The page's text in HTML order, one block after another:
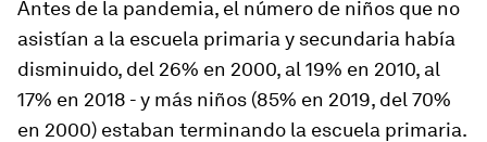
Antes de la pandemia, el número de niños que no
asistían a la escuela primaria y secundaria había
disminuido, del 26% en 2000, al 19% en 2010, al
17% en 2018 - y más niños (85% en 2019, del 70%
en 2000) estaban terminando la escuela primaria.